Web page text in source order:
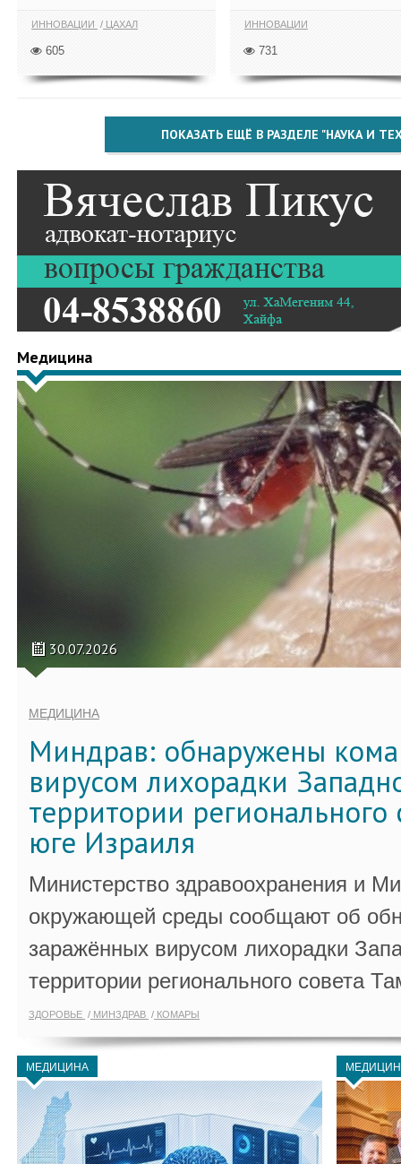
ИННОВАЦИИ ЦАХАЛ
605
ИННОВАЦИИ
731
ПОКАЗАТЬ ЕЩЁ В РАЗДЕЛЕ "НАУКА И
Медицина
30.07.2026
МЕДИЦИНА
Миндрав: обнаружены
вирусом лихорадки
территории регионального
юге Израиля
Министерство здравоохранения и
окружающей среды сообщают об
заражённых вирусом лихорадки
территории регионального совета
ЗДОРОВЬЕ МИНЗДРАВ КОМАРЫ
МЕДИЦИНА